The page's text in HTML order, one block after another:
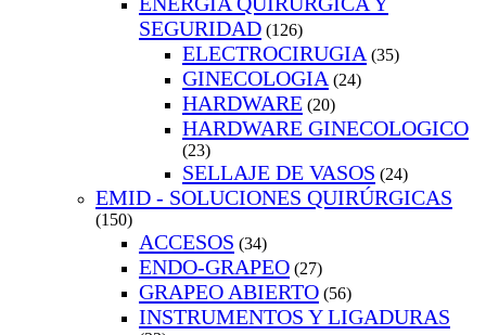
SEGURIDAD (126)
ELECTROCIRUGIA (35)
GINECOLOGIA (24)
HARDWARE (20)
HARDWARE GINECOLOGICO
(23)
SELLAJE DE VASOS (24)
EMID - SOLUCIONES QUIRÚRGICAS
(150)
ACCESOS (34)
ENDO-GRAPEO (27)
GRAPEO ABIERTO (56)
INSTRUMENTOS Y LIGADURAS